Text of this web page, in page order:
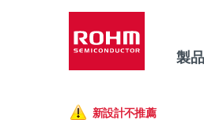
製品
新設計不推薦